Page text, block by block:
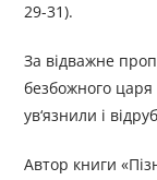
29-31).
За відважне
безбожного царя
ув‘язнили і
Автор книги